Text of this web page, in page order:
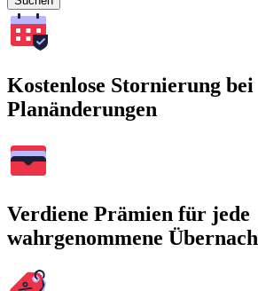
Kostenlose Stornierung bei
Planänderungen
Verdiene Prämien für jede
wahrgenommene